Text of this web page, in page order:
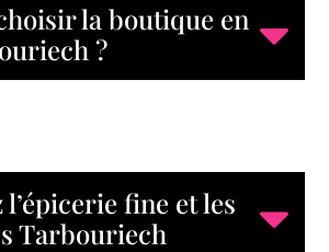
la boutique en
?
fine et les
Tarbouriech